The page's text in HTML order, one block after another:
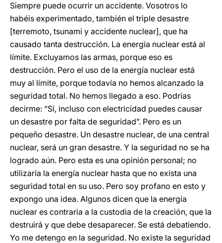
Siempre puede ocurrir un accidente. Vosotros lo
habéis experimentado, también el triple desastre
[terremoto, tsunami y accidente nuclear], que ha
causado tanta destrucción. La energía nuclear está al
límite. Excluyamos las armas, porque eso es
destrucción. Pero el uso de la energía nuclear está
muy al límite, porque todavía no hemos alcanzado la
seguridad total. No hemos llegado a eso. Podrías
decirme: “Sí, incluso con electricidad puedes causar
un desastre por falta de seguridad”. Pero es un
pequeño desastre. Un desastre nuclear, de una central
nuclear, será un gran desastre. Y la seguridad no se ha
logrado aún. Pero esta es una opinión personal; no
utilizaría la energía nuclear hasta que no exista una
seguridad total en su uso. Pero soy profano en esto y
expongo una idea. Algunos dicen que la energía
nuclear es contraria a la custodia de la creación, que la
destruirá y que debe desaparecer. Se está debatiendo.
Yo me detengo en la seguridad. No existe la seguridad